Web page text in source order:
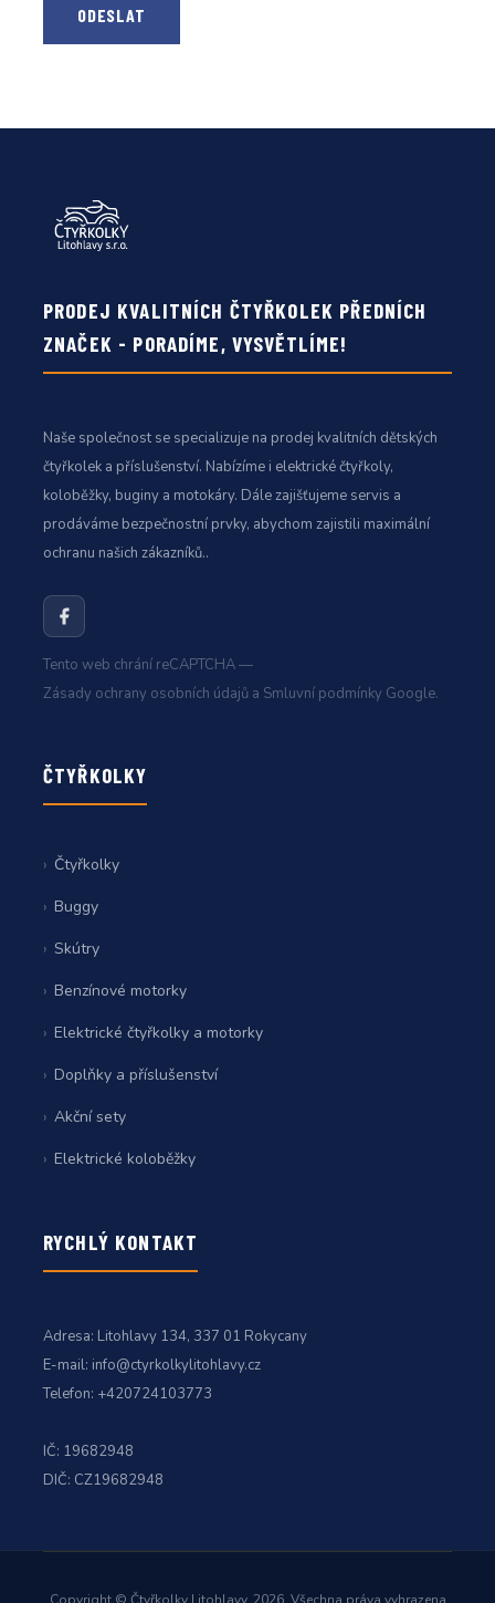
ODESLAT
PRODEJ KVALITNÍCH ČTYŘKOLEK PŘEDNÍCH
ZNAČEK - PORADÍME, VYSVĚTLÍME!
Naše společnost se specializuje na prodej kvalitních dětských
čtyřkolek a příslušenství. Nabízíme i elektrické čtyřkoly,
koloběžky, buginy a motokáry. Dále zajišťujeme servis a
prodáváme bezpečnostní prvky, abychom zajistili maximální
ochranu našich zákazníků..
Tento web chrání reCAPTCHA —
Zásady ochrany osobních údajů a Smluvní podmínky Google.
ČTYŘKOLKY
Čtyřkolky
Buggy
Skútry
Benzínové motorky
Elektrické čtyřkolky a motorky
Doplňky a příslušenství
Akční sety
Elektrické koloběžky
RYCHLÝ KONTAKT
Adresa: Litohlavy 134, 337 01 Rokycany
E-mail: info@ctyrkolkylitohlavy.cz
Telefon: +420724103773
IČ: 19682948
DIČ: CZ19682948
Copyright © Čtyřkolky Litohlavy, 2026, Všechna práva vyhrazena